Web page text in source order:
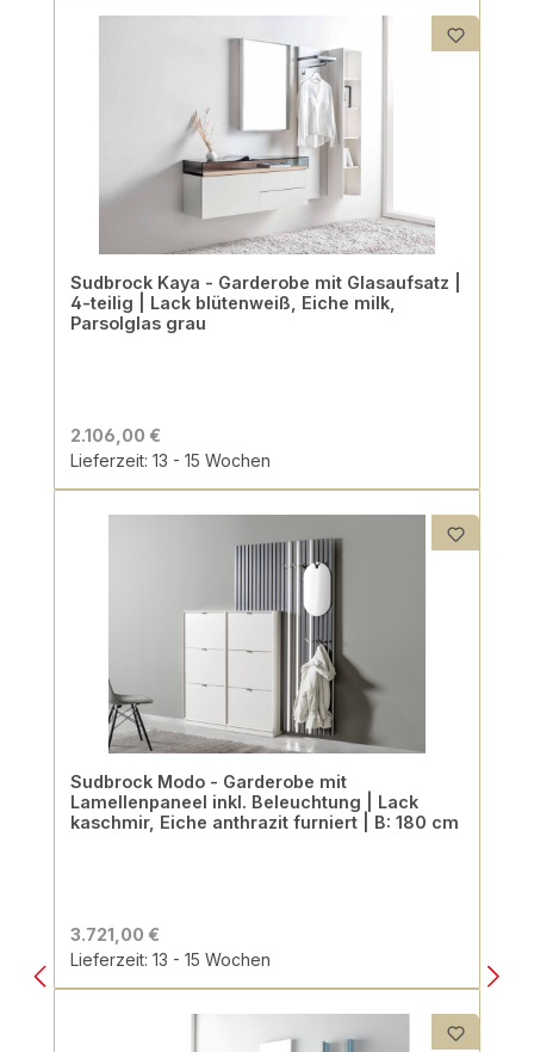
Sudbrock Kaya - Garderobe mit Glasaufsatz |
4-teilig | Lack blütenweiß, Eiche milk,
Parsolglas grau
2.106,00 €
Lieferzeit: 13 - 15 Wochen
Sudbrock Modo - Garderobe mit
Lamellenpaneel inkl. Beleuchtung | Lack
kaschmir, Eiche anthrazit furniert | B: 180 cm
3.721,00 €
Lieferzeit: 13 - 15 Wochen